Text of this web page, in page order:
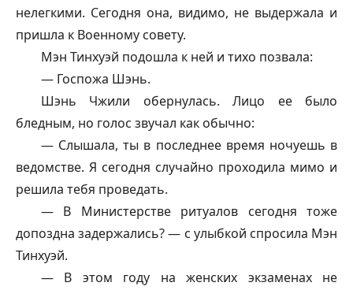
нелегкими. Сегодня она, видимо, не выдержала и
пришла к Военному совету.
Мэн Тинхуэй подошла к ней и тихо позвала:
— Госпожа Шэнь.
Шэнь Чжили обернулась. Лицо ее было
бледным, но голос звучал как обычно:
— Слышала, ты в последнее время ночуешь в
ведомстве. Я сегодня случайно проходила мимо и
решила тебя проведать.
— В Министерстве ритуалов сегодня тоже
допоздна задержались? — с улыбкой спросила Мэн
Тинхуэй.
— В этом году на женских экзаменах не